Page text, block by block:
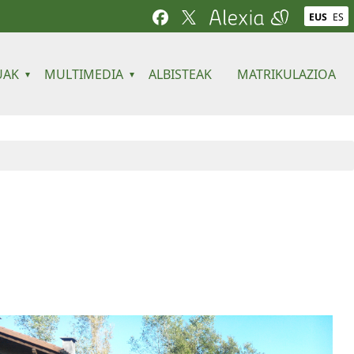
EUS ES
MULTIMEDIA ALBISTEAK MATRIKULAZIOA